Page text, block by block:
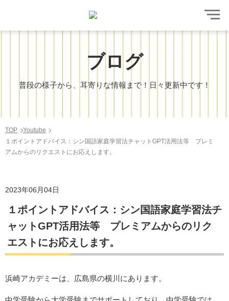
ブログ
普段の様子から、耳寄りな情報まで！日々更新中です！
TOP
Youtube
１ポイントアドバイス：シン国語家庭学習法チャットGPT活用法等 プレミ
アムからのリクエストにお応えします。
2023年06月04日
１ポイントアドバイス：シン国語家庭学習法チ
ャットGPT活用法等 プレミアムからのリク
エストにお応えします。
浜崎アカデミーは、広島県の横川にあります。